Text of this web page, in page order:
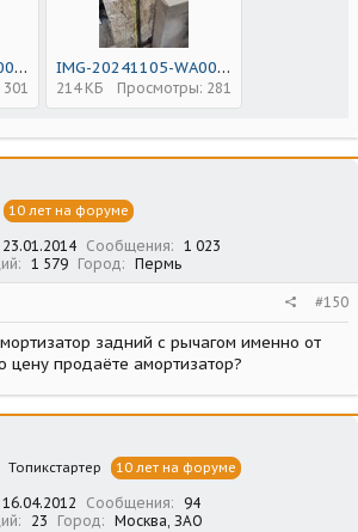
IMG-20241105-WA0008_1730840199662.jpg IMG-20241105-WA0003_1730840196815.jpg
214 КБ Просмотры: 281
10 лет на форуме
23.01.2014 Сообщения
1 023
1 579 Город Пермь
#150
задний с рычагом именно от
продаёте амортизатор?
Топикстартер 10 лет на форуме
16.04.2012 Сообщения
94
23 Город Москва, ЗАО